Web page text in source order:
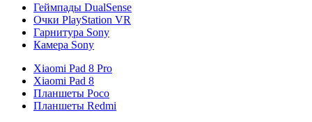
Геймпады DualSense
Очки PlayStation VR
Гарнитура Sony
Камера Sony
Xiaomi Pad 8 Pro
Xiaomi Pad 8
Планшеты Poco
Планшеты Redmi